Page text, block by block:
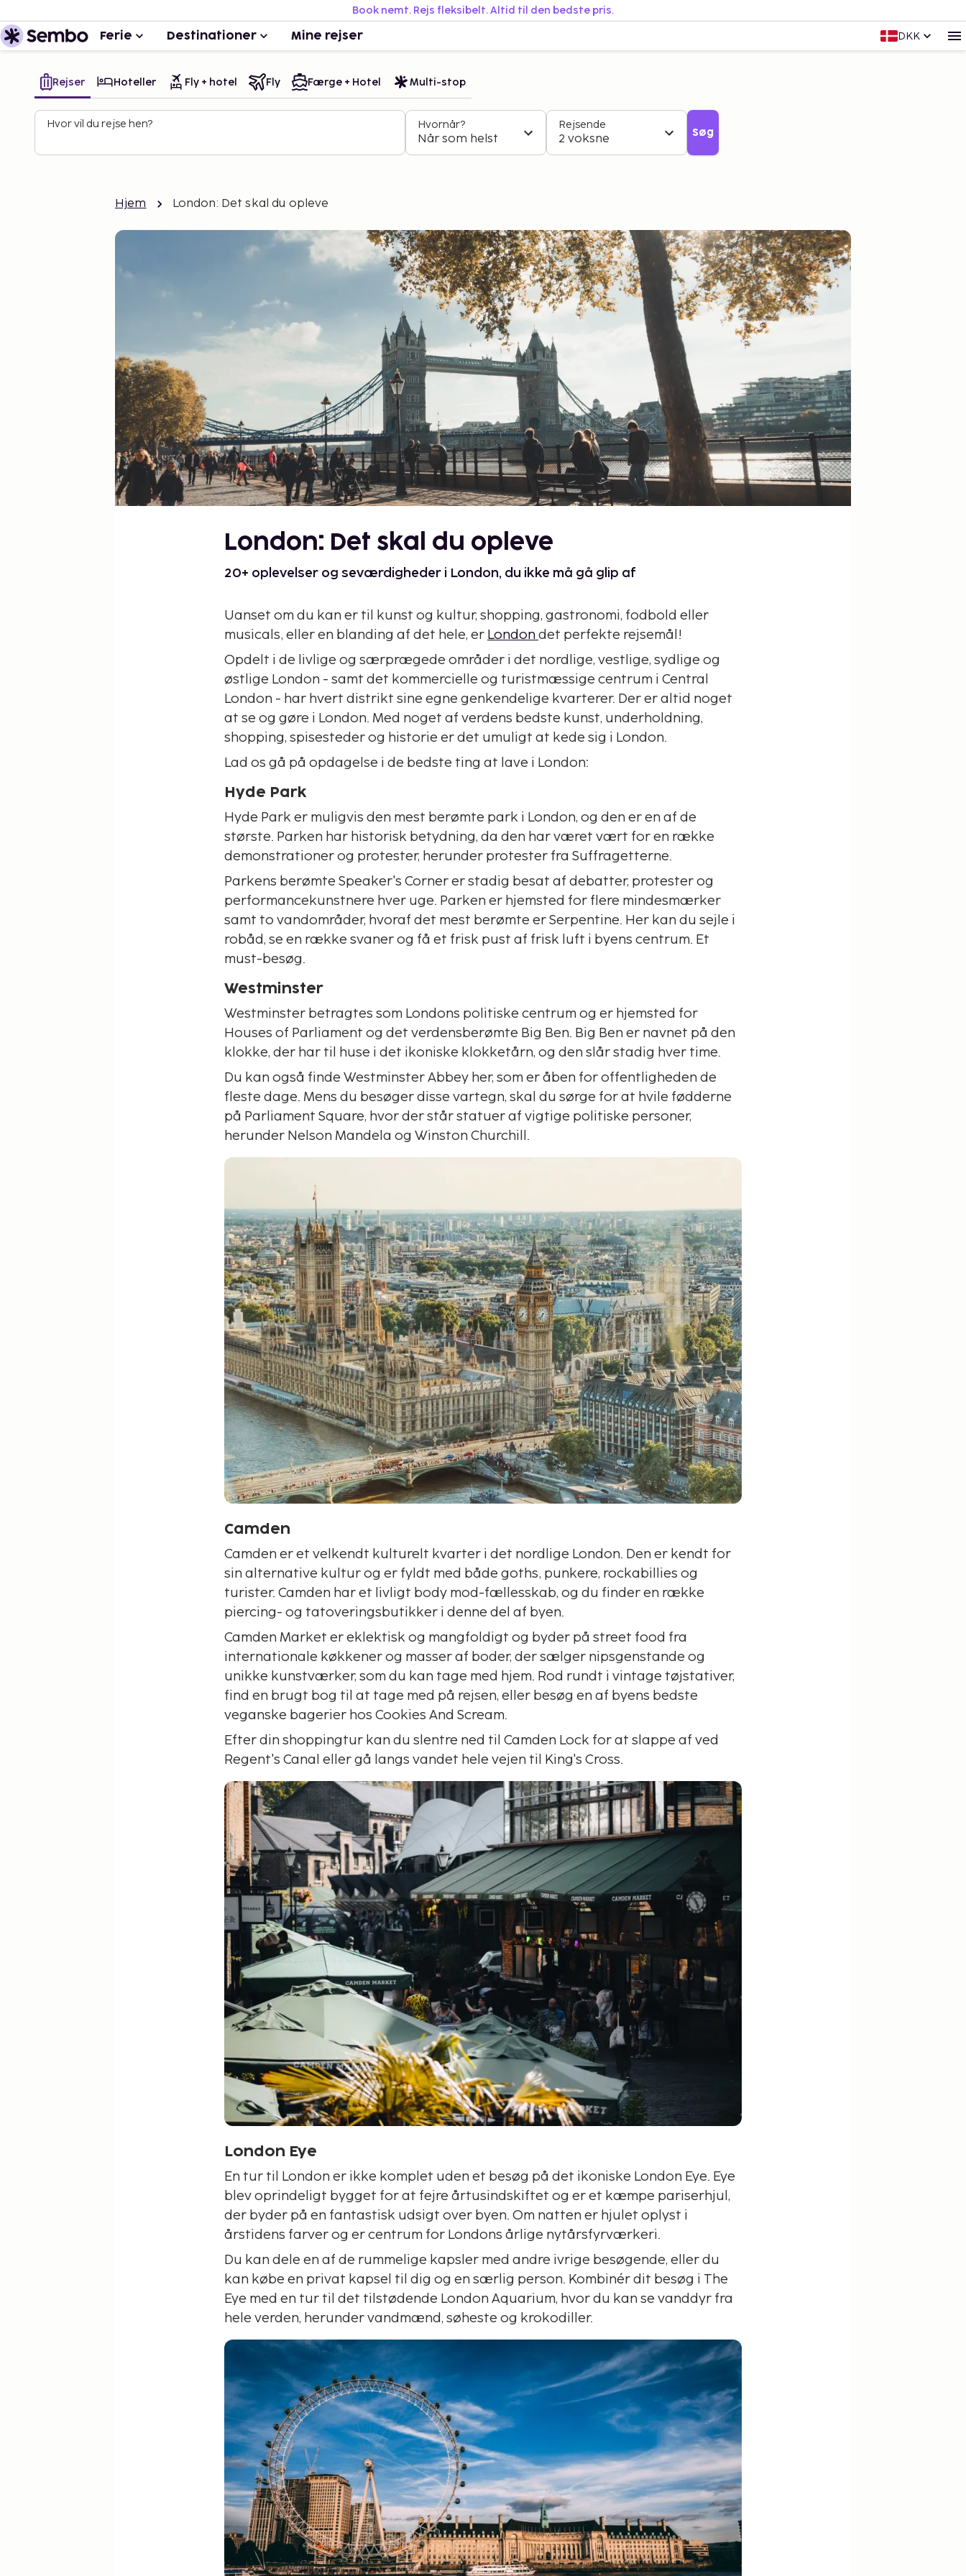
Book nemt. Rejs fleksibelt. Altid til den bedste pris.
Ferie Destinationer Mine rejser DKK
Rejser Hoteller Fly + hotel Fly Færge + Hotel Multi-stop
Hvor vil du rejse hen? Hvornår?
Når som helst
Rejsende
2 voksne Søg
Hjem London: Det skal du opleve
London: Det skal du opleve
20+ oplevelser og seværdigheder i London, du ikke må gå glip af
Uanset om du kan er til kunst og kultur, shopping, gastronomi, fodbold eller
musicals, eller en blanding af det hele, er Londondet perfekte rejsemål!
Opdelt i de livlige og særprægede områder i det nordlige, vestlige, sydlige og
østlige London - samt det kommercielle og turistmæssige centrum i Central
London - har hvert distrikt sine egne genkendelige kvarterer. Der er altid noget
at se og gøre i London. Med noget af verdens bedste kunst, underholdning,
shopping, spisesteder og historie er det umuligt at kede sig i London.
Lad os gå på opdagelse i de bedste ting at lave i London:
Hyde Park
Hyde Park er muligvis den mest berømte park i London, og den er en af de
største. Parken har historisk betydning, da den har været vært for en række
demonstrationer og protester, herunder protester fra Suffragetterne.
Parkens berømte Speaker's Corner er stadig besat af debatter, protester og
performancekunstnere hver uge. Parken er hjemsted for flere mindesmærker
samt to vandområder, hvoraf det mest berømte er Serpentine. Her kan du sejle i
robåd, se en række svaner og få et frisk pust af frisk luft i byens centrum. Et
must-besøg.
Westminster
Westminster betragtes som Londons politiske centrum og er hjemsted for
Houses of Parliament og det verdensberømte Big Ben. Big Ben er navnet på den
klokke, der har til huse i det ikoniske klokketårn, og den slår stadig hver time.
Du kan også finde Westminster Abbey her, som er åben for offentligheden de
fleste dage. Mens du besøger disse vartegn, skal du sørge for at hvile fødderne
på Parliament Square, hvor der står statuer af vigtige politiske personer,
herunder Nelson Mandela og Winston Churchill.
Camden
Camden er et velkendt kulturelt kvarter i det nordlige London. Den er kendt for
sin alternative kultur og er fyldt med både goths, punkere, rockabillies og
turister. Camden har et livligt body mod-fællesskab, og du finder en række
piercing- og tatoveringsbutikker i denne del af byen.
Camden Market er eklektisk og mangfoldigt og byder på street food fra
internationale køkkener og masser af boder, der sælger nipsgenstande og
unikke kunstværker, som du kan tage med hjem. Rod rundt i vintage tøjstativer,
find en brugt bog til at tage med på rejsen, eller besøg en af byens bedste
veganske bagerier hos Cookies And Scream.
Efter din shoppingtur kan du slentre ned til Camden Lock for at slappe af ved
Regent's Canal eller gå langs vandet hele vejen til King's Cross.
London Eye
En tur til London er ikke komplet uden et besøg på det ikoniske London Eye. Eye
blev oprindeligt bygget for at fejre årtusindskiftet og er et kæmpe pariserhjul,
der byder på en fantastisk udsigt over byen. Om natten er hjulet oplyst i
årstidens farver og er centrum for Londons årlige nytårsfyrværkeri.
Du kan dele en af de rummelige kapsler med andre ivrige besøgende, eller du
kan købe en privat kapsel til dig og en særlig person. Kombinér dit besøg i The
Eye med en tur til det tilstødende London Aquarium, hvor du kan se vanddyr fra
hele verden, herunder vandmænd, søheste og krokodiller.